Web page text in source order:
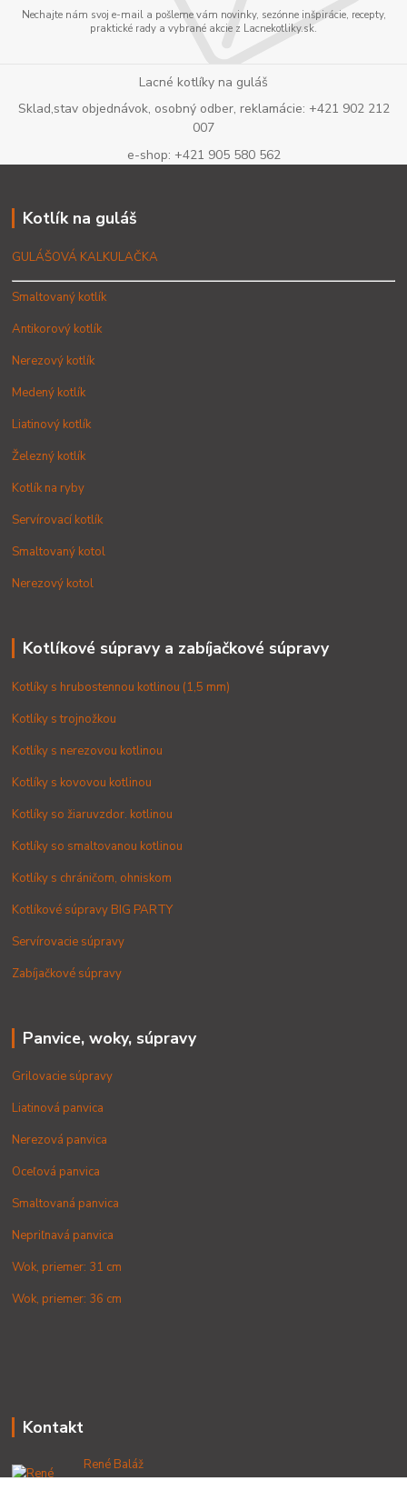
Nechajte nám svoj e-mail a pošleme vám novinky, sezónne inšpirácie, recepty,
praktické rady a vybrané akcie z Lacnekotliky.sk.
Lacné kotlíky na guláš
Sklad,stav objednávok, osobný odber, reklamácie: +421 902 212
007
e-shop: +421 905 580 562
Kotlík na guláš
GULÁŠOVÁ KALKULAČKA
Smaltovaný kotlík
Antikorový kotlík
Nerezový kotlík
Medený kotlík
Liatinový kotlík
Železný kotlík
Kotlík na ryby
Servírovací kotlík
Smaltovaný kotol
Nerezový kotol
Kotlíkové súpravy a zabíjačkové súpravy
Kotlíky s hrubostennou kotlinou (1,5 mm)
Kotlíky s trojnožkou
Kotlíky s nerezovou kotlinou
Kotlíky s kovovou kotlinou
Kotlíky so žiaruvzdor. kotlinou
Kotlíky so smaltovanou kotlinou
Kotlíky s chráničom, ohniskom
Kotlíkové súpravy BIG PARTY
Servírovacie súpravy
Zabíjačkové súpravy
Panvice, woky, súpravy
Grilovacie súpravy
Liatinová panvica
Nerezová panvica
Oceľová panvica
Smaltovaná panvica
Nepriľnavá panvica
Wok, priemer: 31 cm
Wok, priemer: 36 cm
Kontakt
René Baláž
+421 902 212 007